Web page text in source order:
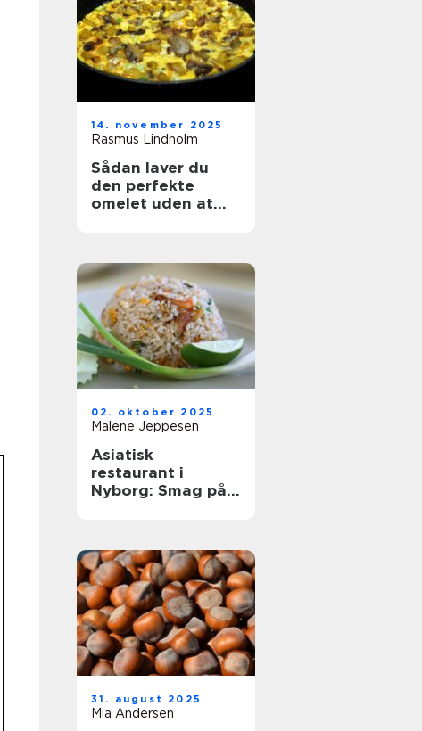
14. november 2025
Rasmus Lindholm
Sådan laver du
den perfekte
omelet uden at
02. oktober 2025
Malene Jeppesen
Asiatisk
restaurant i
Nyborg: Smag på
31. august 2025
Mia Andersen